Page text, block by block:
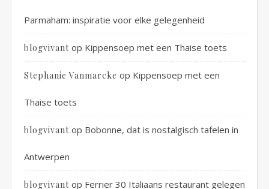
Parmaham: inspiratie voor elke gelegenheid
blogvivant op Kippensoep met een Thaise toets
Stephanie Vanmarcke op Kippensoep met een
Thaise toets
blogvivant op Bobonne, dat is nostalgisch tafelen in
Antwerpen
blogvivant op Ferrier 30 Italiaans restaurant gelegen